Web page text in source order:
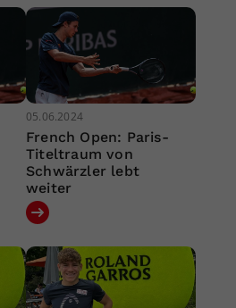
05.06.2024
French Open: Paris-
Titeltraum von
Schwärzler lebt
weiter